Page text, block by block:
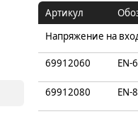
Артикул
Напряжение на
69912060 EN-
69912080 EN-